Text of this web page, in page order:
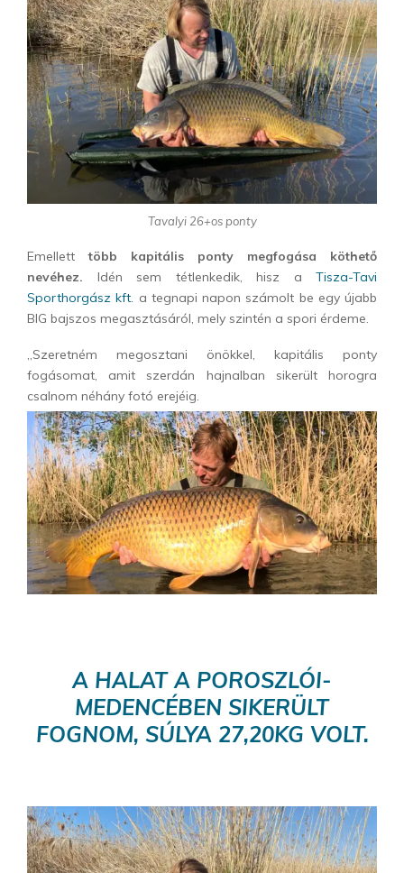
Tavalyi 26+os ponty
Emelletttöbb kapitális ponty megfogása köthető
nevéhez. Idén sem tétlenkedik, hisz a Tisza-Tavi
Sporthorgász kft. a tegnapi napon számolt be egy újabb
BIG bajszos megasztásáról, mely szintén a spori érdeme.
„Szeretném megosztani önökkel, kapitális ponty
fogásomat, amit szerdán hajnalban sikerült horogra
csalnom néhány fotó erejéig.
A HALAT A POROSZLÓI-
MEDENCÉBEN SIKERÜLT
FOGNOM, SÚLYA 27,20KG VOLT.